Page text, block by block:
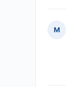
M